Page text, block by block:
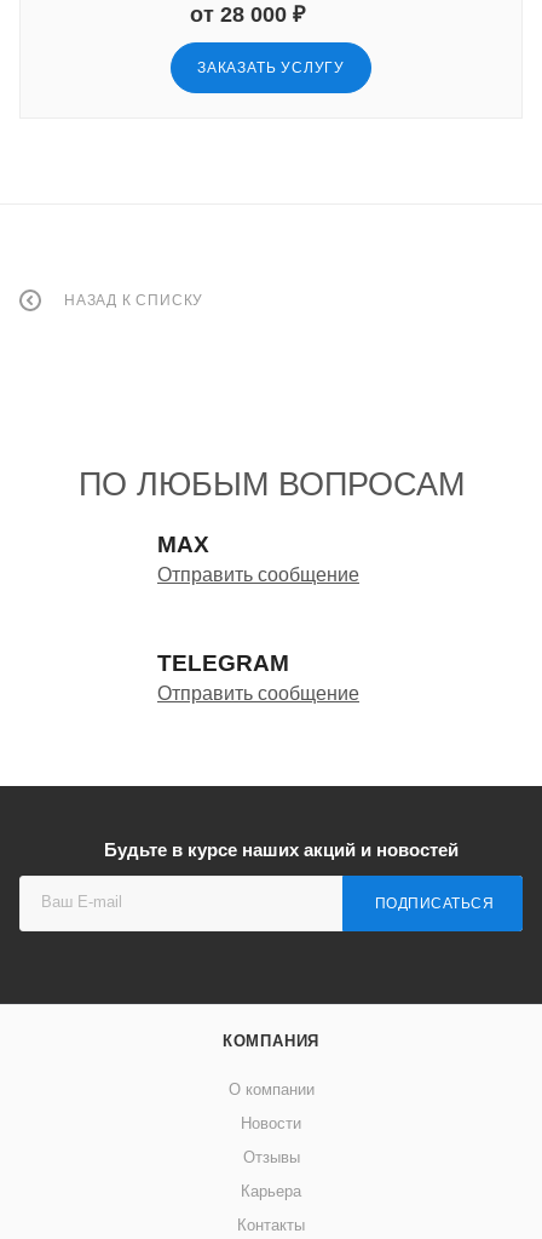
от 28 000 ₽
ЗАКАЗАТЬ УСЛУГУ
НАЗАД К СПИСКУ
ПО ЛЮБЫМ ВОПРОСАМ
MAX
Отправить сообщение
TELEGRAM
Отправить сообщение
Будьте в курсе наших акций и новостей
ПОДПИСАТЬСЯ
КОМПАНИЯ
О компании
Новости
Отзывы
Карьера
Контакты